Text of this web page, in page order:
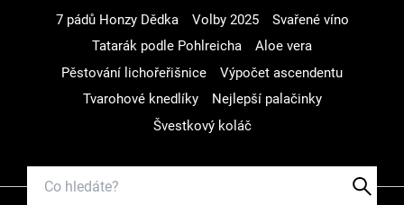
7 pádů Honzy Dědka
Volby 2025
Svařené víno
Tatarák podle Pohlreicha
Aloe vera
Pěstování lichořeřišnice
Výpočet ascendentu
Tvarohové knedlíky
Nejlepší palačinky
Švestkový koláč